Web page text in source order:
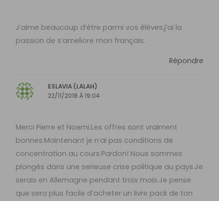
J’aime beaucoup d’être parmi vos èlèves,j’ai la
passion de s’ameliore mon français.
Répondre
ESLAVIA (LALAH)
22/11/2018 À 19:04
Merci Pierre et Noemi.Les offres sont vraiment
bonnes.Maintenant je n’ai pas conditions de
concentration au cours.Pardon! Nous sommes
plongés dans une serieuse crise politique au pays.Je
serais en Allemagne pendant trois mois.Je pense
que sera plus facile d’acheter un livre pack de ton